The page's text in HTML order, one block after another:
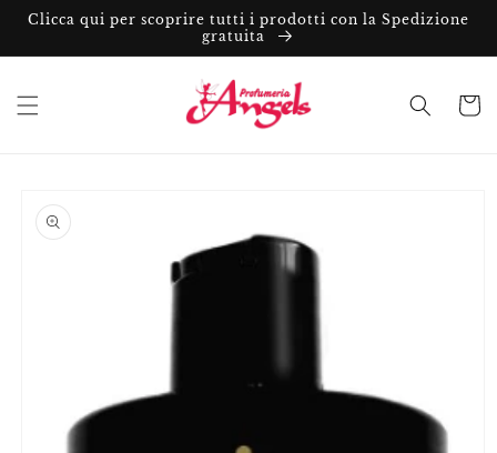
direttamente
Clicca qui per scoprire tutti i prodotti con la Spedizione
gratuita
Carrello
informazioni
sul prodotto